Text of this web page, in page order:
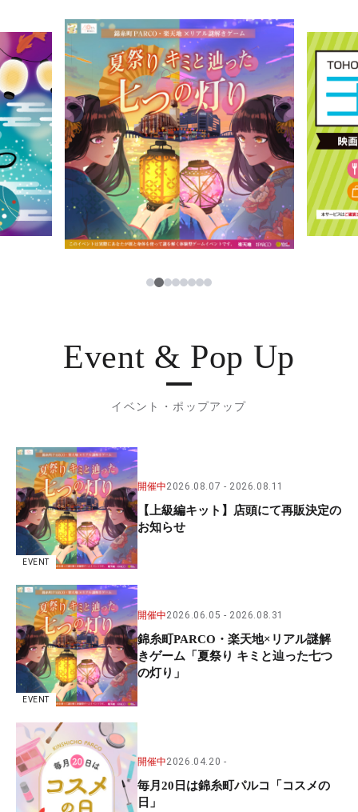
ニュース
レストラン・カフェ
TAX FREE
PARCOメンバーズ
JP
한국어
ภาษาไทย
日本語
1234567
Event & Pop Up
イベント・ポップアップ
EVENT
開催中2026.08.07 2026.08.11
【上級編キット】店頭にて再販決定の
お知らせ
EVENT
開催中2026.06.05 2026.08.31
錦糸町PARCO・楽天地×リアル謎解
きゲーム「夏祭り キミと辿った七つ
の灯り」
開催中2026.04.20
毎月20日は錦糸町パルコ「コスメの
日」